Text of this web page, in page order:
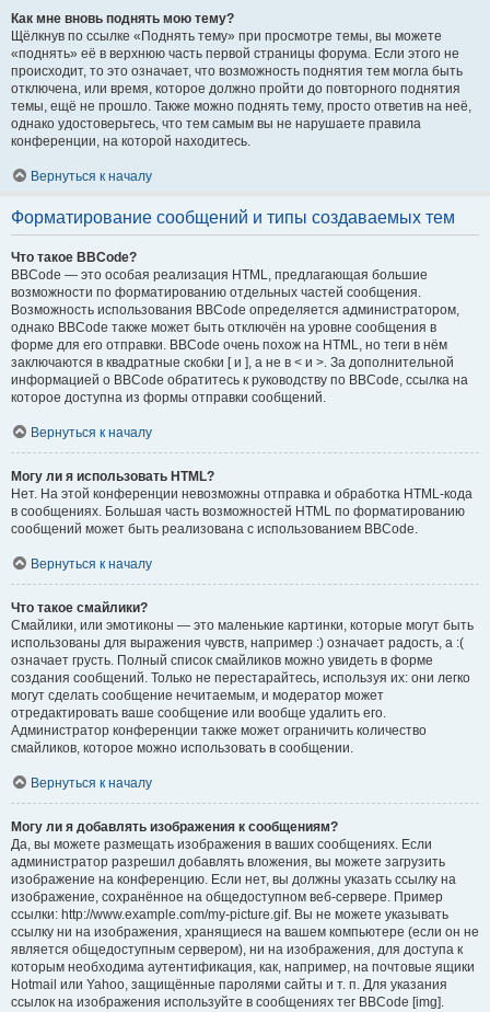
Как мне вновь поднять мою тему?
Щёлкнув по ссылке «Поднять тему» при просмотре темы, вы можете
«поднять» её в верхнюю часть первой страницы форума. Если этого не
происходит, то это означает, что возможность поднятия тем могла быть
отключена, или время, которое должно пройти до повторного поднятия
темы, ещё не прошло. Также можно поднять тему, просто ответив на неё,
однако удостоверьтесь, что тем самым вы не нарушаете правила
конференции, на которой находитесь.
Вернуться к началу
Форматирование сообщений и типы создаваемых тем
Что такое BBCode?
BBCode — это особая реализация HTML, предлагающая большие
возможности по форматированию отдельных частей сообщения.
Возможность использования BBCode определяется администратором,
однако BBCode также может быть отключён на уровне сообщения в
форме для его отправки. BBCode очень похож на HTML, но теги в нём
заключаются в квадратные скобки [ и ], а не в < и >. За дополнительной
информацией о BBCode обратитесь к руководству по BBCode, ссылка на
которое доступна из формы отправки сообщений.
Вернуться к началу
Могу ли я использовать HTML?
Нет. На этой конференции невозможны отправка и обработка HTML-кода
в сообщениях. Большая часть возможностей HTML по форматированию
сообщений может быть реализована с использованием BBCode.
Вернуться к началу
Что такое смайлики?
Смайлики, или эмотиконы — это маленькие картинки, которые могут быть
использованы для выражения чувств, например :) означает радость, а :(
означает грусть. Полный список смайликов можно увидеть в форме
создания сообщений. Только не перестарайтесь, используя их: они легко
могут сделать сообщение нечитаемым, и модератор может
отредактировать ваше сообщение или вообще удалить его.
Администратор конференции также может ограничить количество
смайликов, которое можно использовать в сообщении.
Вернуться к началу
Могу ли я добавлять изображения к сообщениям?
Да, вы можете размещать изображения в ваших сообщениях. Если
администратор разрешил добавлять вложения, вы можете загрузить
изображение на конференцию. Если нет, вы должны указать ссылку на
изображение, сохранённое на общедоступном веб-сервере. Пример
ссылки: http://www.example.com/my-picture.gif. Вы не можете указывать
ссылку ни на изображения, хранящиеся на вашем компьютере (если он не
является общедоступным сервером), ни на изображения, для доступа к
которым необходима аутентификация, как, например, на почтовые ящики
Hotmail или Yahoo, защищённые паролями сайты и т. п. Для указания
ссылок на изображения используйте в сообщениях тег BBCode [img].